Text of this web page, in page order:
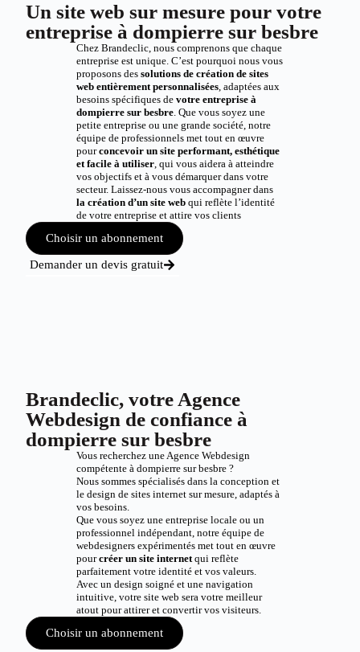
Un site web sur mesure pour votre
entreprise à dompierre sur besbre
Chez Brandeclic, nous comprenons que chaque
entreprise est unique. C’est pourquoi nous vous
proposons des solutions de création de sites
web entièrement personnalisées, adaptées aux
besoins spécifiques de votre entreprise à
dompierre sur besbre. Que vous soyez une
petite entreprise ou une grande société, notre
équipe de professionnels met tout en œuvre
pourconcevoir un site performant, esthétique
et facile à utiliser, qui vous aidera à atteindre
vos objectifs et à vous démarquer dans votre
secteur. Laissez-nous vous accompagner dans
la création d’un site webqui reflète l’identité
de votre entreprise et attire vos clients
Choisir un abonnement
Demander un devis gratuit
Brandeclic, votre Agence
Webdesign de confiance à
dompierre sur besbre
Vous recherchez une Agence Webdesign
compétente à dompierre sur besbre ?
Nous sommes spécialisés dans la conception et
le design de sites internet sur mesure, adaptés à
vos besoins.
Que vous soyez une entreprise locale ou un
professionnel indépendant, notre équipe de
webdesigners expérimentés met tout en œuvre
pourcréer un site internetqui reflète
parfaitement votre identité et vos valeurs.
Avec un design soigné et une navigation
intuitive, votre site web sera votre meilleur
atout pour attirer et convertir vos visiteurs.
Choisir un abonnement